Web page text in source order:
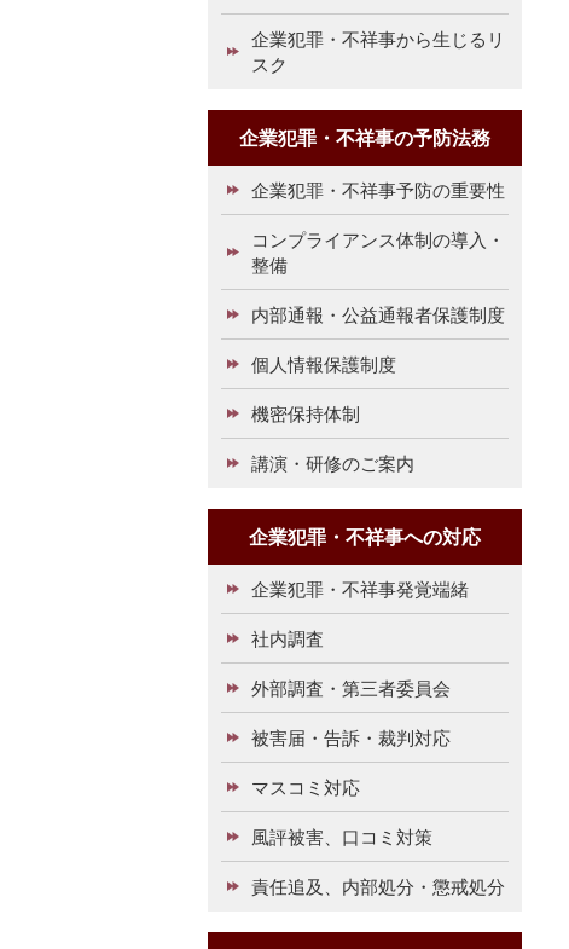
企業犯罪・不祥事から生じるリ
スク
企業犯罪・不祥事の予防法務
企業犯罪・不祥事予防の重要性
コンプライアンス体制の導入・
整備
内部通報・公益通報者保護制度
個人情報保護制度
機密保持体制
講演・研修のご案内
企業犯罪・不祥事への対応
企業犯罪・不祥事発覚端緒
社内調査
外部調査・第三者委員会
被害届・告訴・裁判対応
マスコミ対応
風評被害、口コミ対策
責任追及、内部処分・懲戒処分